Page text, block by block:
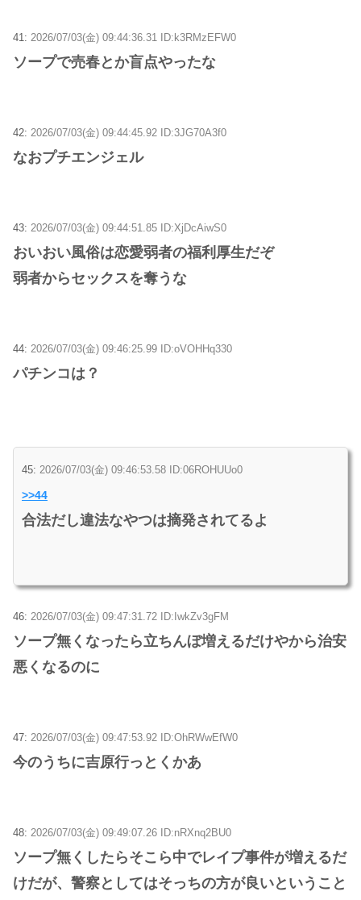
41: 2026/07/03(金) 09:44:36.31 ID:k3RMzEFW0
ソープで売春とか盲点やったな
42: 2026/07/03(金) 09:44:45.92 ID:3JG70A3f0
なおプチエンジェル
43: 2026/07/03(金) 09:44:51.85 ID:XjDcAiwS0
おいおい風俗は恋愛弱者の福利厚生だぞ
弱者からセックスを奪うな
44: 2026/07/03(金) 09:46:25.99 ID:oVOHHq330
パチンコは？
45: 2026/07/03(金) 09:46:53.58 ID:06ROHUUo0
>>44
合法だし違法なやつは摘発されてるよ
46: 2026/07/03(金) 09:47:31.72 ID:IwkZv3gFM
ソープ無くなったら立ちんぼ増えるだけやから治安
悪くなるのに
47: 2026/07/03(金) 09:47:53.92 ID:OhRWwEfW0
今のうちに吉原行っとくかあ
48: 2026/07/03(金) 09:49:07.26 ID:nRXnq2BU0
ソープ無くしたらそこら中でレイプ事件が増えるだ
けだが、警察としてはそっちの方が良いということ